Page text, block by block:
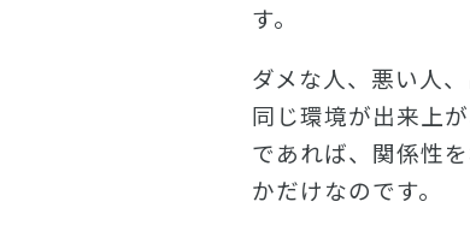
す。
ダメな人、悪い人
同じ環境が出来上
であれば、関係性
かだけなのです。